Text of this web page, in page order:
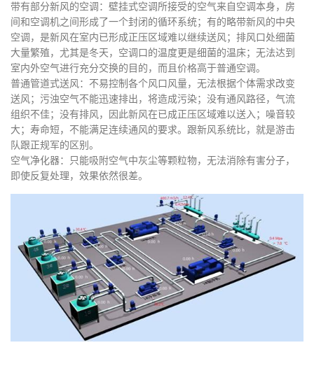
带有部分新风的空调：壁挂式空调所接受的空气来自空调本身，房
间和空调机之间形成了一个封闭的循环系统；有的略带新风的中央
空调，是新风在室内已形成正压区域难以继续送风；排风口处细菌
大量繁殖，尤其是冬天，空调口的温度更是细菌的温床；无法达到
室内外空气进行充分交换的目的，而且价格高于普通空调。
普通管道式送风：不易控制各个风口风量，无法根据个体需求改变
送风；污浊空气不能迅速排出，将造成污染；没有通风路径，气流
组织不佳；没有排风，因此新风在已成正压区域难以送入；噪音较
大；寿命短，不能满足连续通风的要求。跟新风系统比，就是游击
队跟正规军的区别。
空气净化器：只能吸附空气中灰尘等颗粒物，无法消除有害分子，
即使反复处理，效果依然很差。